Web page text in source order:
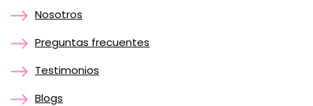
Nosotros
Preguntas frecuentes
Testimonios
Blogs